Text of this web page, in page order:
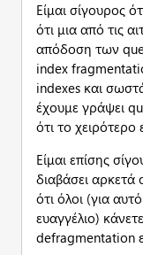
Είμαι σίγουρος
ότι μια από τις
απόδοση των
index
indexes και
έχουμε γράψει
ότι τo
Είμαι επίσης
διαβάσει αρκετά
ότι όλοι (για
ευαγγέλιο)
defragmentation